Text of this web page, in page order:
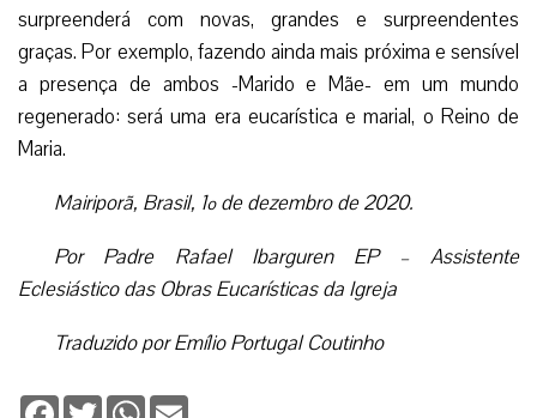
surpreenderá com novas, grandes e surpreendentes
graças. Por exemplo, fazendo ainda mais próxima e sensível
a presença de ambos -Marido e Mãe- em um mundo
regenerado: será uma era eucarística e marial, o Reino de
Maria.
Mairiporã, Brasil, 1º de dezembro de 2020.
Por Padre Rafael Ibarguren EP – Assistente
Eclesiástico das Obras Eucarísticas da Igreja
Traduzido por Emílio Portugal Coutinho
Facebook
TwitterWhatsApp